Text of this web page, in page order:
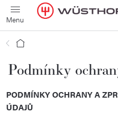
Přejít
na
obsah
Domů
Podmínky
PODMÍNKY OCHRANY A
ÚDAJŮ